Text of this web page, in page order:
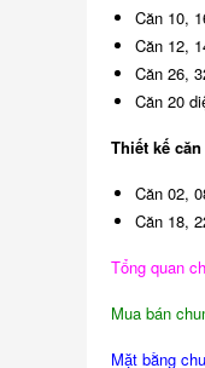
Căn 10,
Căn 12,
Căn 26,
Căn 20
Thiết kế
Căn 02,
Căn 18,
Tổng quan
Mua bán
Mặt bằng